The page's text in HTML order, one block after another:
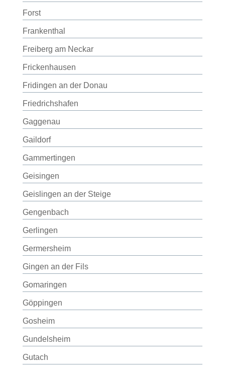
Forst
Frankenthal
Freiberg am Neckar
Frickenhausen
Fridingen an der Donau
Friedrichshafen
Gaggenau
Gaildorf
Gammertingen
Geisingen
Geislingen an der Steige
Gengenbach
Gerlingen
Germersheim
Gingen an der Fils
Gomaringen
Göppingen
Gosheim
Gundelsheim
Gutach